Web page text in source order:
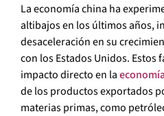
La economía china ha
altibajos en los últimos años,
desaceleración en su
con los Estados Unidos. Estos
impacto directo en la
de los productos exportados
materias primas, como